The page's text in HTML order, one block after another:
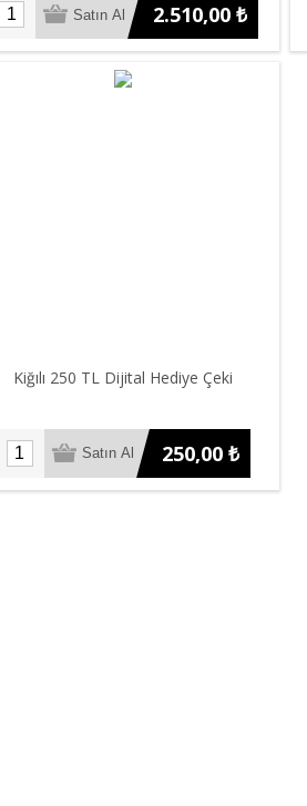
2.510,00 ₺
Kiğılı 250 TL Dijital Hediye Çeki
250,00 ₺